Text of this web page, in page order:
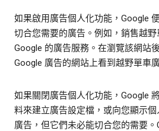
如果啟用廣告個人化功能，Google
切合您需要的廣告。例如，銷售越
Google 的廣告服務。在瀏覽該網站
Google 廣告的網站上看到越野單車
如果關閉廣告個人化功能，Google
料來建立廣告設定檔，或向您顯示個
廣告，但它們未必能切合您的需要